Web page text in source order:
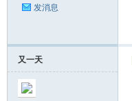
坛
发消息
又一天